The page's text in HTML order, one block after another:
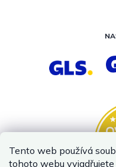
Tento web používá
tohoto webu vyjadřujete